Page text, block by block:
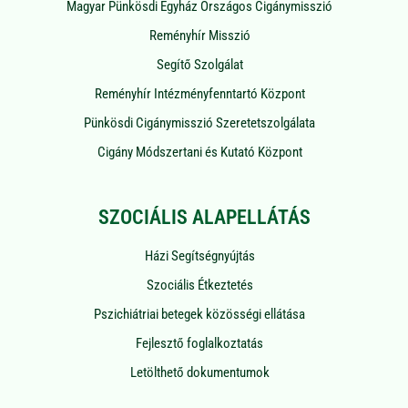
Magyar Pünkösdi Egyház Országos Cigánymisszió
Reményhír Misszió
Segítő Szolgálat
Reményhír Intézményfenntartó Központ
Pünkösdi Cigánymisszió Szeretetszolgálata
Cigány Módszertani és Kutató Központ
SZOCIÁLIS ALAPELLÁTÁS
Házi Segítségnyújtás
Szociális Étkeztetés
Pszichiátriai betegek közösségi ellátása
Fejlesztő foglalkoztatás
Letölthető dokumentumok